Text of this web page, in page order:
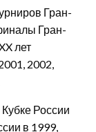
Гран-
Гран-
лет
2002,
России
в 1999,